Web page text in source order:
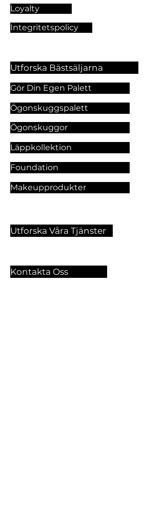
Loyalty
Integritetspolicy
Utforska Bästsäljarna
Gör Din Egen Palett
Ögonskuggspalett
Ögonskuggor
Läppkollektion
Foundation
Makeupprodukter
Utforska Våra Tjänster
Kontakta Oss